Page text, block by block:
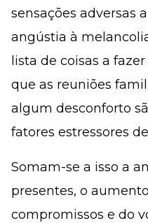
sensações adversas
angústia à
lista de coisas a
que as reuniões
algum desconforto
fatores estressores
Somam-se a isso a
presentes, o
compromissos e do